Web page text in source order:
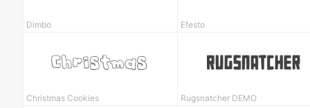
Dimbo Efesto
Christmas Cookies Rugsnatcher DEMO